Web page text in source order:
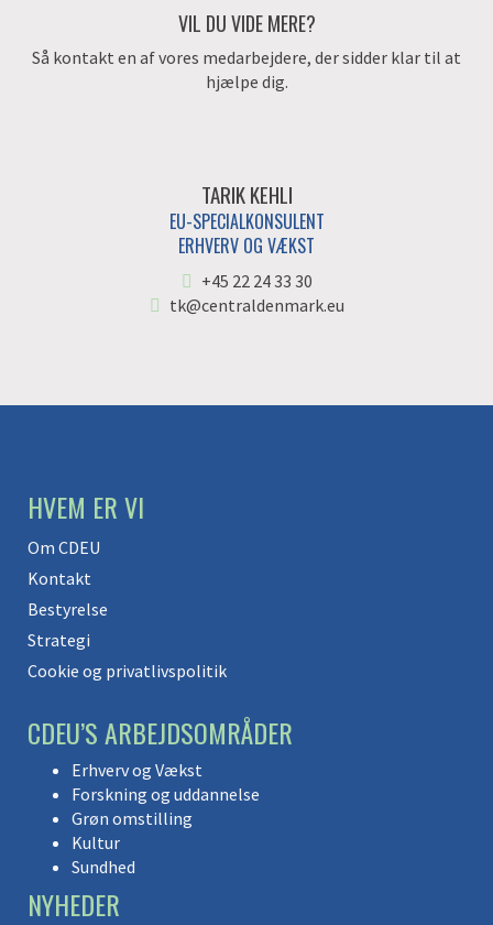
VIL DU VIDE MERE?
Så kontakt en af vores medarbejdere, der sidder klar til at
hjælpe dig.
TARIK KEHLI
EU-SPECIALKONSULENT
ERHVERV OG VÆKST
+45 22 24 33 30
tk@centraldenmark.eu
HVEM ER VI
Om CDEU
Kontakt
Bestyrelse
Strategi
Cookie og privatlivspolitik
CDEU’S ARBEJDSOMRÅDER
Erhverv og Vækst
Forskning og uddannelse
Grøn omstilling
Kultur
Sundhed
NYHEDER